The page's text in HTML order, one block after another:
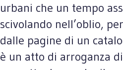
urbani che un tempo
scivolando nell’oblio,
dalle pagine di un
è un atto di arroganza